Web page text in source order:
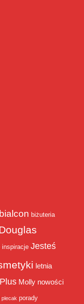
bialcon biżuteria
inspiracje Jesteś
letnia
Molly nowości
plecak porady